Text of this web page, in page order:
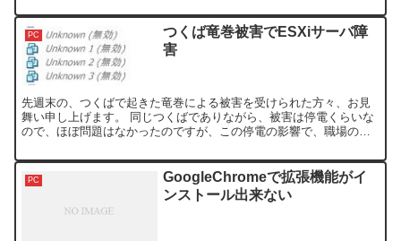
PC
つくば竜巻被害でESXiサーバ障
害
先週末の、つくばで起きた竜巻による被害を受けられた方々、お見
舞い申し上げます。 同じつくばでありながら、被害は停電くらいな
ので、ほぼ問題はなかったのですが、この停電の影響で、職場の
PC
GoogleChromeで拡張機能がイ
ンストール出来ない